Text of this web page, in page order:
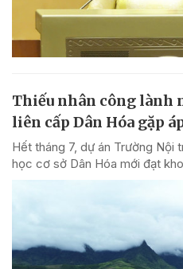
Thiếu nhân công lành
liên cấp Dân Hóa gặp
Hết tháng 7, dự án Trường Nội
học cơ sở Dân Hóa mới đạt